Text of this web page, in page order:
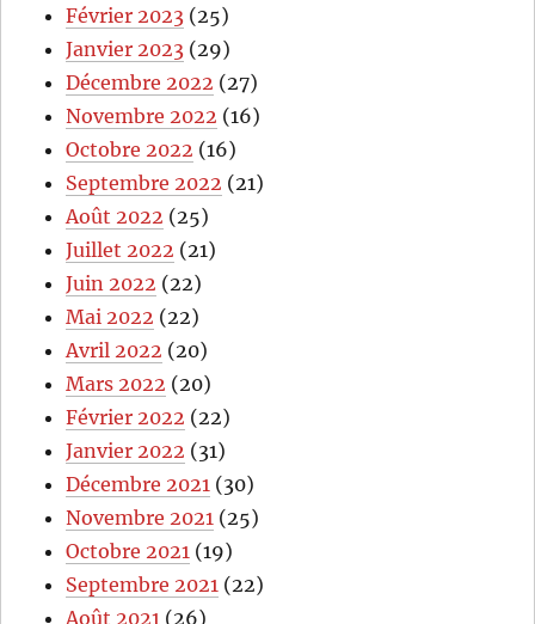
Février 2023 (25)
Janvier 2023 (29)
Décembre 2022 (27)
Novembre 2022 (16)
Octobre 2022 (16)
Septembre 2022 (21)
Août 2022 (25)
Juillet 2022 (21)
Juin 2022 (22)
Mai 2022 (22)
Avril 2022 (20)
Mars 2022 (20)
Février 2022 (22)
Janvier 2022 (31)
Décembre 2021 (30)
Novembre 2021 (25)
Octobre 2021 (19)
Septembre 2021 (22)
Août 2021 (26)